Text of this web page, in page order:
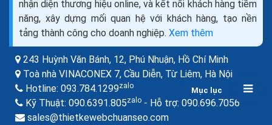
Mục lục
kiếm (tiếng Anh: Search Engine Optimization- viết
tắt: SEO), là một tập hợp các phương pháp nhằm...
nhận diện thương hiệu online, và kết nối khách hàng tiềm
năng, xây dựng mối quan hệ với khách hàng, tạo nền
tảng thành công cho doanh nghiệp. Xem thêm
243 Huỳnh Văn Bánh, 12, Phú Nhuận, Hồ Chí Minh
Toà nhà VINACONEX 7, Cầu Diễn, Từ Liêm, Hà Nội
Hotline: 093.784.1299zalo
Kỹ Thuật: 090.6391.805zalo - Hỗ trợ: 090.696.7056
sales@thietkewebchuanseo.com